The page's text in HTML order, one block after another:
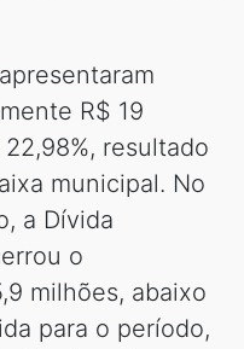
R$ 19
resultado
municipal. No
a Dívida
o
milhões, abaixo
para o período,